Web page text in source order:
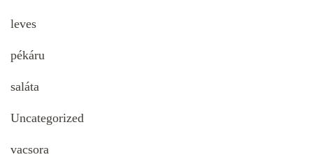
leves
pékáru
saláta
Uncategorized
vacsora